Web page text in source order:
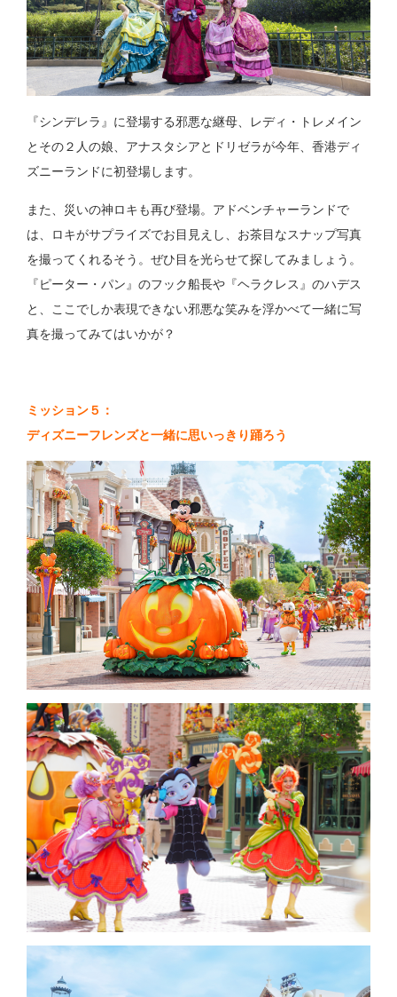
『シンデレラ』に登場する邪悪な継母、レディ・トレメイン
とその２人の娘、アナスタシアとドリゼラが今年、香港ディ
ズニーランドに初登場します。
また、災いの神ロキも再び登場。アドベンチャーランドで
は、ロキがサプライズでお目見えし、お茶目なスナップ写真
を撮ってくれるそう。ぜひ目を光らせて探してみましょう。
『ピーター・パン』のフック船長や『ヘラクレス』のハデス
と、ここでしか表現できない邪悪な笑みを浮かべて一緒に写
真を撮ってみてはいかが？
ミッション５：
ディズニーフレンズと一緒に思いっきり踊ろう